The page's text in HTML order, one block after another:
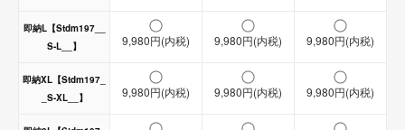
即納L【Stdm197__
S-L__】
9,980円(内税) 9,980円(内税) 9,980円(内税)
即納XL【Stdm197_
_S-XL__】
9,980円(内税) 9,980円(内税) 9,980円(内税)